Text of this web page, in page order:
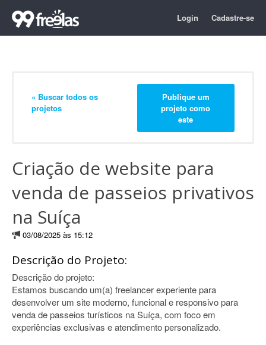
Login Cadastre-se
« Buscar todos os
projetos
Publique um
projeto como
este
Criação de website para
venda de passeios privativos
na Suíça
03/08/2025 às 15:12
Descrição do Projeto:
Descrição do projeto:
Estamos buscando um(a) freelancer experiente para
desenvolver um site moderno, funcional e responsivo para
venda de passeios turísticos na Suíça, com foco em
experiências exclusivas e atendimento personalizado.